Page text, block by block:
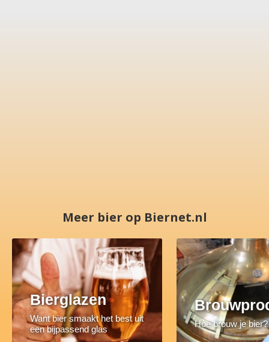
Meer bier op Biernet.nl
Bierglazen
Want bier smaakt het best uit
een bijpassend glas
Hoe brouw je bier?